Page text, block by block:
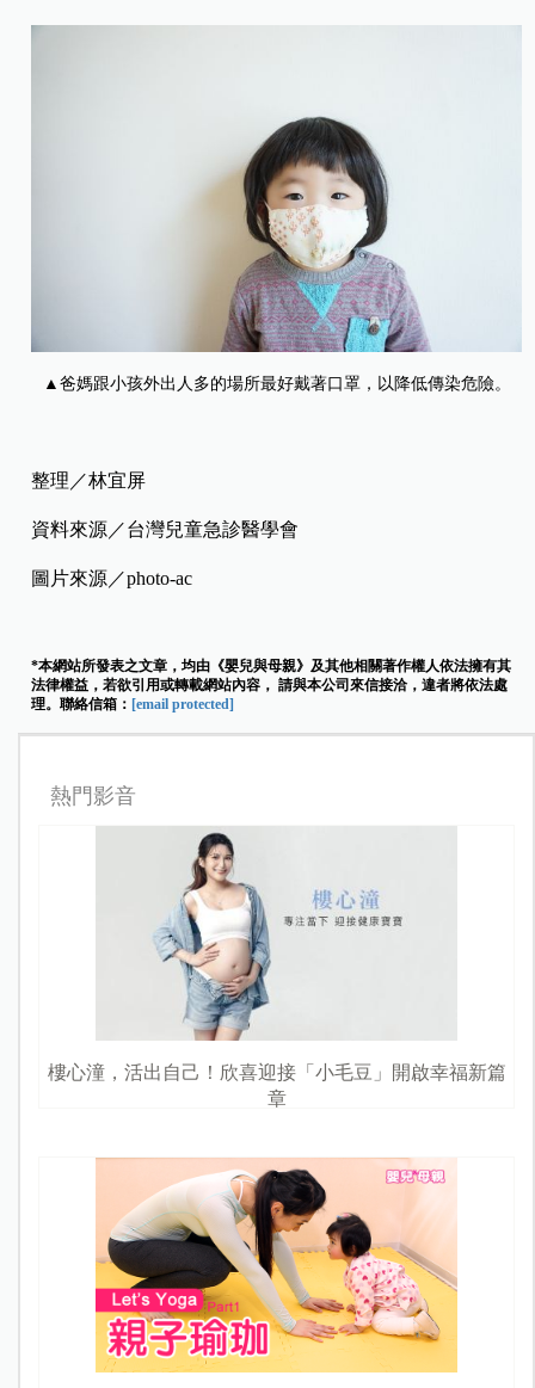
▲爸媽跟小孩外出人多的場所最好戴著口罩，以降低傳染危險。
整理／林宜屏
資料來源／台灣兒童急診醫學會
圖片來源／photo-ac
*本網站所發表之文章，均由《嬰兒與母親》及其他相關著作權人依法擁有其
法律權益，若欲引用或轉載網站內容， 請與本公司來信接洽，違者將依法處
理。聯絡信箱： [email protected]
熱門影音
樓心潼，活出自己！欣喜迎接「小毛豆」開啟幸福新篇
章